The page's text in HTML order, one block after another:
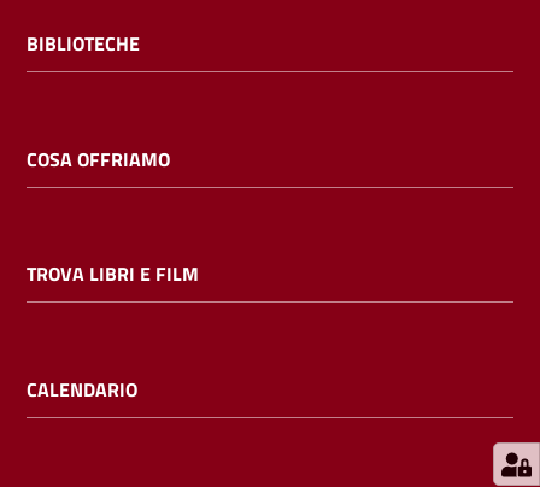
Bambini
E
l
i
BIBLIOTECHE
COSA OFFRIAMO
TROVA LIBRI E FILM
CALENDARIO